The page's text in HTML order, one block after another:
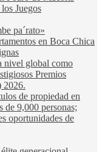
Juegos
pa´rato»
en Boca Chica
nivel global como
Premios
2026.
de propiedad en
de 9,000 personas;
oportunidades de